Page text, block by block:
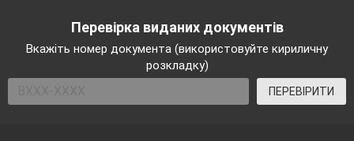
Перевірка виданих документів
Вкажіть номер документа (використовуйте кириличну
розкладку)
ПЕРЕВІРИТИ